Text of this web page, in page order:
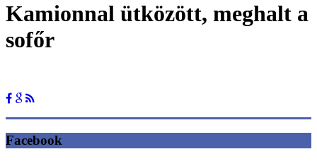
Kamionnal ütközött, meghalt a
sofőr
Facebook